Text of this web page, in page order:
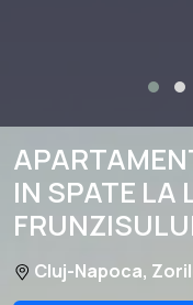
IN SPATE LA
Cluj-Napoca,